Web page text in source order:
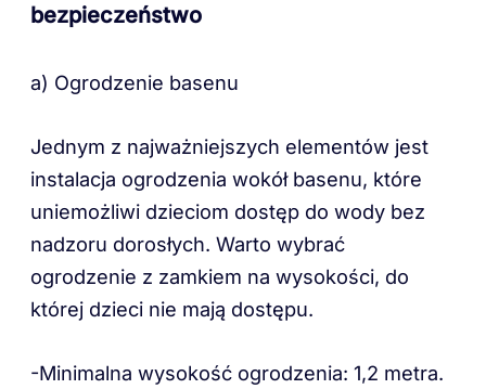
bezpieczeństwo
a) Ogrodzenie basenu
Jednym z najważniejszych elementów jest
instalacja ogrodzenia wokół basenu, które
uniemożliwi dzieciom dostęp do wody bez
nadzoru dorosłych. Warto wybrać
ogrodzenie z zamkiem na wysokości, do
której dzieci nie mają dostępu.
-Minimalna wysokość ogrodzenia: 1,2 metra.